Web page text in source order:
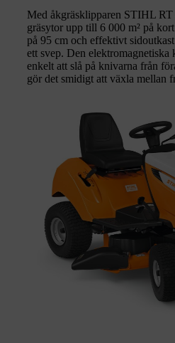
Med åkgräsklipparen STIHL
gräsytor upp till 6 000 m² på
på 95 cm och effektivt
ett svep. Den
enkelt att slå på knivarna från
gör det smidigt att växla mellan